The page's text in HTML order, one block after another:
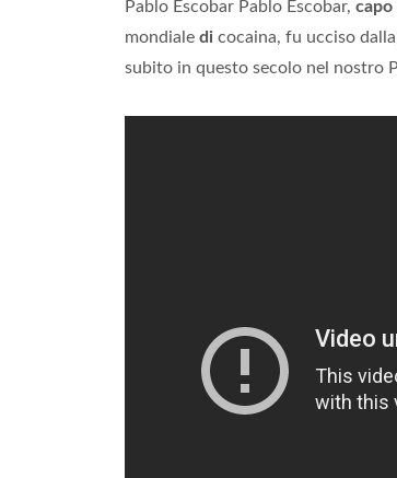
Pablo Escobar Pablo Escobar,
mondiale di cocaina, fu ucciso
subito in questo secolo nel nostro